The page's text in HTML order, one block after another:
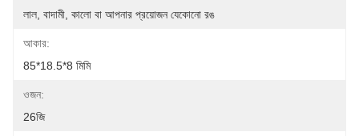
লাল, বাদামী, কালো বা আপনার প্রয়োজন যেকোনো রঙ
আকার:
85*18.5*8 মিমি
ওজন:
26জি